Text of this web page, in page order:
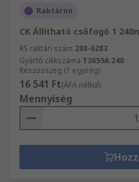
Raktáron
CK Állítható csőfogó 1
RS raktári szám 288-6283
Gyártó cikkszáma T3659A 240
Részösszeg (1 egység)
16 541 Ft(ÁFA nélkül)
Mennyiség